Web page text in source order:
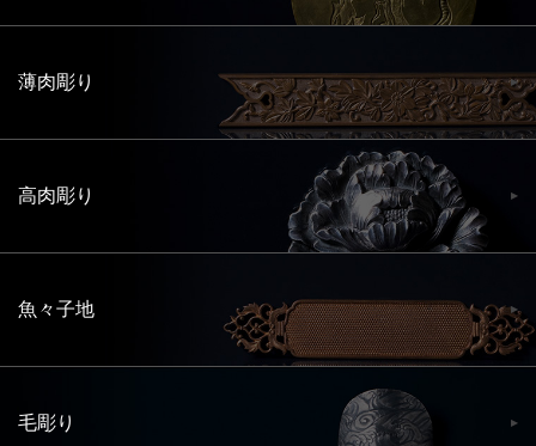
薄肉彫り
高肉彫り
魚々子地
毛彫り